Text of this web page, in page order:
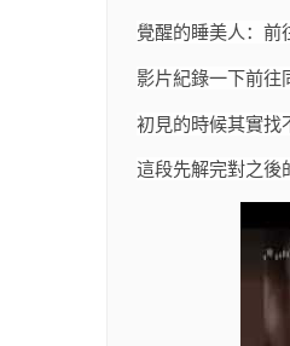
覺醒的睡美人：前
影片紀錄一下前往
初見的時候其實找
這段先解完對之後